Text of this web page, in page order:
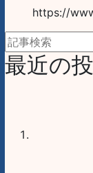
https://
最近の